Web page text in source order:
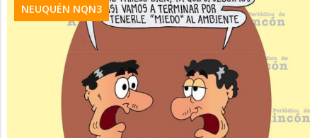
NEUQUÉN NQN3